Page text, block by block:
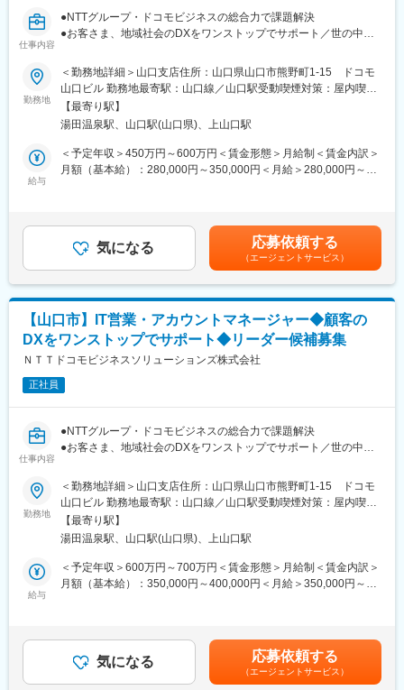
主要顧客と直接やりとりし幅広い業種・業務知識と最新技術を習
得可能。上流～下流まで経験し、業務ノウハウやプロジェクト管
理力、コミュニケーション力を高められます。
メンターによるOJT、階層別・専門技術教育、資格取得支援など
充実した育成制度を用意。
■就業環境
フルフレックス制度やハイブリッドワーク可能、福利厚生・休暇
■キャリアパス
小規模案件での設計・開発から、将来的には中・大規模案件のPM
仕事内容
●NTTグループ・ドコモビジネスの総合力で課題解決
●お客さま、地域社会のDXをワンストップでサポート／世の中に
●フルフレックス可／土日祝休／年間休日123日
■職務詳細：
〇主に山口エリア企業へのコンサルティング型営業です。
〇受注・収益の拡大に向け、既存顧客への深耕営業の展開や新規
リード創出に取り組みます。
〇主な提案商材・サービスは、モバイル通信・固定通信・クラウ
■特徴・魅力：
日本のネットワーク網を支えているNTTグループは、世の中にな
技術のプロとして成長することが出来ます。
在宅でのリモートワークで対応可能な業務も多く、月の残業平均
15時間程度、土日祝日休みの環境なので、ワークライフバランス
を意識したメリハリをつけた働き方が可能です。
■充実の研修制度：
技術スキルを向上させるためのIT系資格の取得サポート制度や多
数の研修メニューにも力を入れております。
教材費、社外講義(講習)費用、受験料、登録料、更新料に至るまで
全て会社負担で資格取得をすることができます。
■仕事環境
月曜、水曜、金曜のノー残業デーが徹底されています。プライベ
ートの時間も充実させることができ、子育てをしながら働く社員
も多数活躍しており、転職をしたことで家族と過ごす時間を増や
す。
せて、お客さまや地域社会のDXを支援し、課題解決を実現してい
きます。お客さまに寄り添うDX支援をコンサルティングから導入
後のサポートまで一貫して担っており、ワンストップで顧客への
勤務地
＜勤務地詳細＞山口支店住所：山口県山口市熊野町1-15 ドコモ
山口ビル 勤務地最寄駅：山口線／山口駅受動喫煙対策：屋内喫煙
可能場所あり変更の範囲：会社の定める事業所（リモートワーク
含む）
【最寄り駅】
湯田温泉駅、山口駅(山口県)、上山口駅
給与
＜予定年収＞450万円～600万円＜賃金形態＞月給制＜賃金内訳＞
月額（基本給）：280,000円～350,000円＜月給＞280,000円～
通じて上下する可能性があります。月給(月額)は固定手当を含めた
表記です。気になる 応募依頼する
（エージェントサービス）
【山口市】IT営業・アカウントマネージャー◆顧客の
DXをワンストップでサポート◆リーダー候補募集
ＮＴＴドコモビジネスソリューションズ株式会社
正社員
仕事内容
●NTTグループ・ドコモビジネスの総合力で課題解決
●お客さま、地域社会のDXをワンストップでサポート／世の中に
●フルフレックス可／土日祝休／年間休日123日
■職務詳細：
〇山口エリア企業へのコンサルティング型営業です。
〇受注・収益の拡大に向け、既存顧客への深耕営業の展開や新規
リード創出に取り組みます。
〇主な提案商材・サービスは、モバイル通信・固定通信・クラウ
〇チーム内でキャリアが浅い方をサポートし、チームとしての業
務推進を実施いただきます。
勤務地
＜勤務地詳細＞山口支店住所：山口県山口市熊野町1-15 ドコモ
山口ビル 勤務地最寄駅：山口線／山口駅受動喫煙対策：屋内喫煙
可能場所あり変更の範囲：会社の定める事業所（リモートワーク
含む）
【最寄り駅】
湯田温泉駅、山口駅(山口県)、上山口駅
給与
＜予定年収＞600万円～700万円＜賃金形態＞月給制＜賃金内訳＞
月額（基本給）：350,000円～400,000円＜月給＞350,000円～
通じて上下する可能性があります。月給(月額)は固定手当を含めた
表記です。気になる 応募依頼する
（エージェントサービス）